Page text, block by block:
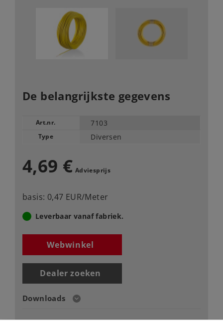
De belangrijkste gegevens
Art.nr. 7103
Type Diversen
4,69 € Adviesprijs
basis: 0,47 EUR/Meter
Leverbaar vanaf fabriek.
Webwinkel
Dealer zoeken
Downloads